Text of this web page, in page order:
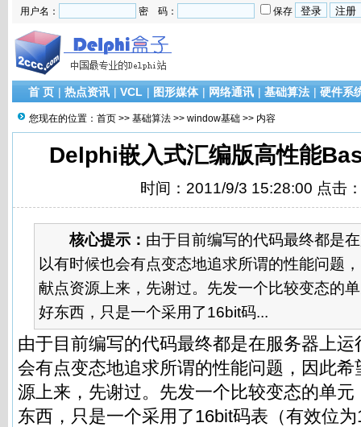
用户名： 密 码： 保存
首 页 | 热点资讯 | VCL | 图形媒体 | 网络通讯 | 基础算法 | 硬件系
您现在的位置： 首页 >> 基础算法 >> window基础 >> 内容
Delphi嵌入式汇编版高性能
时间：2011/9/3 15:28:00 点击
核心提示： 由于目前编写的代码最终都是
以有时候也会有点变态地追求所谓的性能问题
献点资源上来，先谢过。先发一个比较变态的
好东西，只是一个采用了16bit码...
由于目前编写的代码最终都是在服务器上
会有点变态地追求所谓的性能问题，因此
源上来，先谢过。先发一个比较变态的单
东西，只是一个采用了16bit码表（有效位